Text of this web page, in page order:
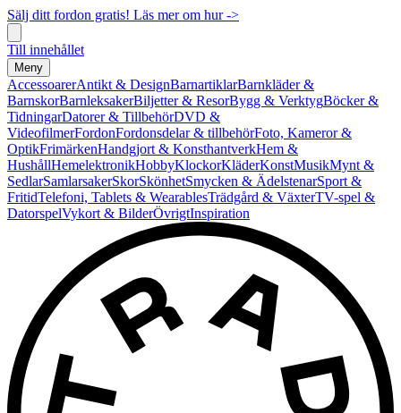
Sälj ditt fordon gratis! Läs mer om hur ->
Till innehållet
Meny
AccessoarerAntikt & DesignBarnartiklarBarnkläder &
BarnskorBarnleksakerBiljetter & ResorBygg & VerktygBöcker &
TidningarDatorer & TillbehörDVD &
VideofilmerFordonFordonsdelar & tillbehörFoto, Kameror &
OptikFrimärkenHandgjort & KonsthantverkHem &
HushållHemelektronikHobbyKlockorKläderKonstMusikMynt &
SedlarSamlarsakerSkorSkönhetSmycken & ÄdelstenarSport &
FritidTelefoni, Tablets & WearablesTrädgård & VäxterTV-spel &
DatorspelVykort & BilderÖvrigtInspiration